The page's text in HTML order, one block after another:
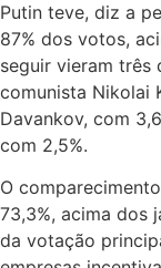
Putin teve, diz a
87% dos votos,
seguir vieram três
comunista Nikolai
Davankov, com
com 2,5%.
O
73,3%, acima dos
da votação